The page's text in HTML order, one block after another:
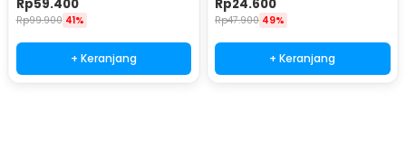
Rp59.400
Rp99.900 41%
+ Keranjang
Rp24.600
Rp47.900 49%
+ Keranjang